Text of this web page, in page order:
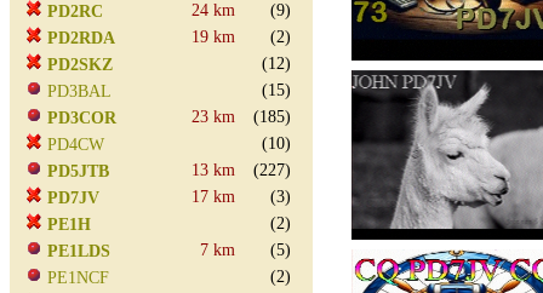
PD2RC
24 km
(9)
PD2RDA
19 km
(2)
PD2SKZ
(12)
PD3BAL
(15)
PD3COR
23 km
(185)
PD4CW
(10)
PD5JTB
13 km
(227)
PD7JV
17 km
(3)
PE1H
(2)
PE1LDS
7 km
(5)
PE1NCF
(2)